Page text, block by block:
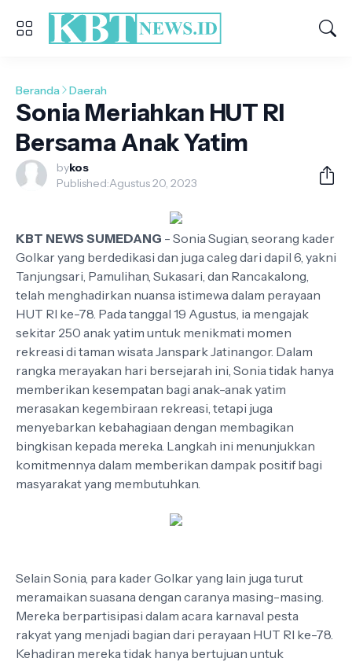
Beranda Daerah
Sonia Meriahkan HUT RI
Bersama Anak Yatim
bykos
Published:Agustus 20, 2023
KBT NEWS SUMEDANG - Sonia Sugian, seorang kader
Golkar yang berdedikasi dan juga caleg dari dapil 6, yakni
Tanjungsari, Pamulihan, Sukasari, dan Rancakalong,
telah menghadirkan nuansa istimewa dalam perayaan
HUT RI ke-78. Pada tanggal 19 Agustus, ia mengajak
sekitar 250 anak yatim untuk menikmati momen
rekreasi di taman wisata Janspark Jatinangor. Dalam
rangka merayakan hari bersejarah ini, Sonia tidak hanya
memberikan kesempatan bagi anak-anak yatim
merasakan kegembiraan rekreasi, tetapi juga
menyebarkan kebahagiaan dengan membagikan
bingkisan kepada mereka. Langkah ini menunjukkan
komitmennya dalam memberikan dampak positif bagi
masyarakat yang membutuhkan.
Selain Sonia, para kader Golkar yang lain juga turut
meramaikan suasana dengan caranya masing-masing.
Mereka berpartisipasi dalam acara karnaval pesta
rakyat yang menjadi bagian dari perayaan HUT RI ke-78.
Kehadiran mereka tidak hanya bertujuan untuk